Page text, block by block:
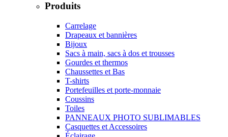
Produits
Carrelage
Drapeaux et bannières
Bijoux
Sacs à main, sacs à dos et trousses
Gourdes et thermos
Chaussettes et Bas
T-shirts
Portefeuilles et porte-monnaie
Coussins
Toiles
PANNEAUX PHOTO SUBLIMABLES
Casquettes et Accessoires